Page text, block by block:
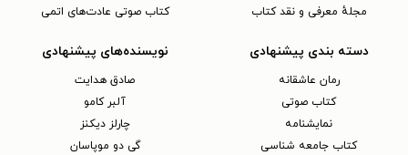
مجلهٔ معرفی و نقد کتاب
کتاب صوتی عادت‌های اتمی
دسته بندی پیشنهادی
رمان عاشقانه
کتاب‌ صوتی
نمایشنامه
کتاب جامعه شناسی
نویسنده‌های پیشنهادی
صادق هدایت
آلبر کامو
چارلز دیکنز
گی دو موپاسان